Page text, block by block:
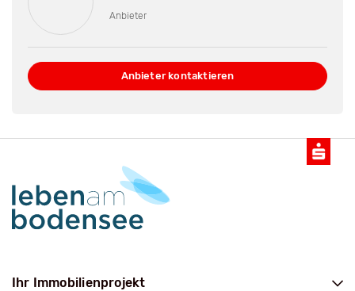
Anbieter
Anbieter kontaktieren
Ihr Immobilienprojekt